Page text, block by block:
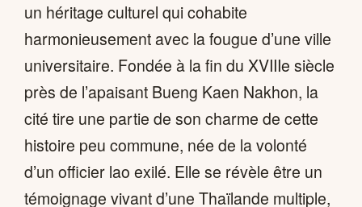
un héritage culturel qui cohabite
harmonieusement avec la fougue d’une ville
universitaire. Fondée à la fin du XVIIIe siècle
près de l’apaisant Bueng Kaen Nakhon, la
cité tire une partie de son charme de cette
histoire peu commune, née de la volonté
d’un officier lao exilé. Elle se révèle être un
témoignage vivant d’une Thaïlande multiple,